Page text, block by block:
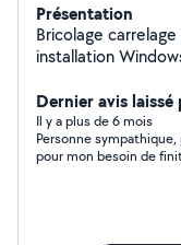
Présentation
Bricolage carrelage
installation
Dernier avis laissé
Il y a plus de 6 mois
Personne
pour mon besoin de